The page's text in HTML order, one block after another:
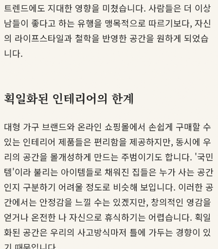
트렌드에도 지대한 영향을 미쳤습니다. 사람들은 더 이상
남들이 좋다고 하는 유행을 맹목적으로 따르기보다, 자신
의 라이프스타일과 철학을 반영한 공간을 원하게 되었습
니다.
획일화된 인테리어의 한계
대형 가구 브랜드와 온라인 쇼핑몰에서 손쉽게 구매할 수
있는 인테리어 제품들은 편리함을 제공하지만, 동시에 우
리의 공간을 몰개성하게 만드는 주범이기도 합니다. '국민
템'이라 불리는 아이템들로 채워진 집들은 누가 사는 공간
인지 구분하기 어려울 정도로 비슷해 보입니다. 이러한 공
간에서는 안정감을 느낄 수는 있겠지만, 창의적인 영감을
얻거나 온전한 나 자신으로 휴식하기는 어렵습니다. 획일
화된 공간은 우리의 사고방식마저 틀에 가두는 경향이 있